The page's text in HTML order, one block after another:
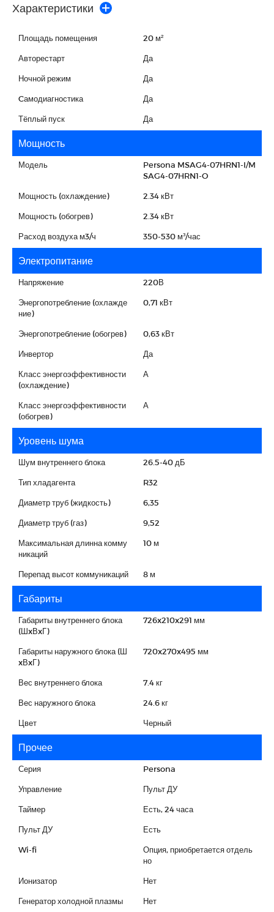
Характеристики
Площадь помещения 20 м²
Авторестарт Да
Ночной режим Да
Cамодиагностика Да
Тёплый пуск Да
Мощность
Модель
Persona MSAG4-07HRN1-I/M
SAG4-07HRN1-O
Мощность (охлаждение) 2.34 кВт
Мощность (обогрев) 2.34 кВт
Расход воздуха м3/ч 350-530 м³/час
Электропитание
Напряжение 220В
Энергопотребление (охлажде
ние)
0,71 кВт
Энергопотребление (обогрев) 0,63 кВт
Инвертор Да
Класс энергоэффективности
(охлаждение)
А
Класс энергоэффективности
(обогрев)
А
Уровень шума
Шум внутреннего блока 26.5-40 дБ
Тип хладагента R32
Диаметр труб (жидкость) 6,35
Диаметр труб (газ) 9,52
Максимальная длинна комму
никаций
10 м
Перепад высот коммуникаций 8 м
Габариты
Габариты внутреннего блока
(ШxВxГ)
726x210x291 мм
Габариты наружного блока (Ш
xВxГ)
720x270x495 мм
Вес внутреннего блока 7.4 кг
Вес наружного блока 24.6 кг
Цвет Черный
Прочее
Серия Persona
Управление Пульт ДУ
Таймер Есть, 24 часа
Пульт ДУ Есть
Wi-fi
Опция, приобретается отдель
но
Ионизатор Нет
Генератор холодной плазмы Нет